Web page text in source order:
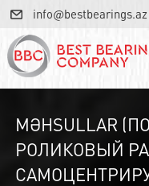
info@bestbearings.az
MƏHSULLAR
РОЛИКОВЫЙ